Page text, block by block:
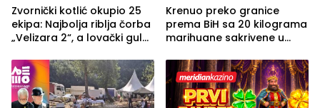
Zvornički kotlić okupio 25
ekipa: Najbolja riblja čorba
„Velizara 2“, a lovački gulaš
Krenuo preko granice
prema BiH sa 20 kilograma
marihuane sakrivene u